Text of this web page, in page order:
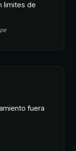
limites de
fuera